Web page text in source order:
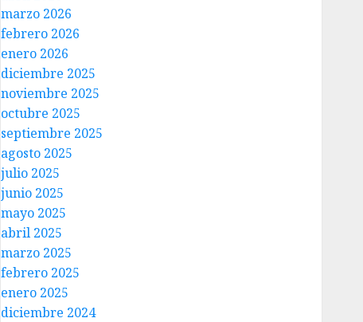
marzo 2026
febrero 2026
enero 2026
diciembre 2025
noviembre 2025
octubre 2025
septiembre 2025
agosto 2025
julio 2025
junio 2025
mayo 2025
abril 2025
marzo 2025
febrero 2025
enero 2025
diciembre 2024